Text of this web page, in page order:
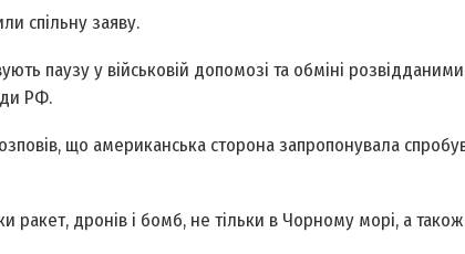
спільну заяву.
паузу у військовій допомозі та обміні
РФ.
що американська сторона запропонувала
ракет, дронів і бомб, не тільки в Чорному морі, а також